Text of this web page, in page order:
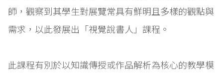
師，觀察到其學生對展覽常具有鮮明且多樣的觀點與
需求，以此發展出「視覺說書人」課程。
此課程有別於以知識傳授或作品解析為核心的教學模